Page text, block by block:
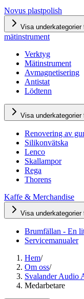
Novus plastpolish
Visa
mätinstrument
Verktyg
Mätinstrument
Avmagnetisering
Antistat
Lödtenn
Visa underkategorier
Renovering av
Silikonvätska
Lenco
Skallampor
Rega
Thorens
Kaffe & Merchandise
Visa
Brumfällan - En
Servicemanualer
Hem/
Om oss/
Svalander Audio
Medarbetare